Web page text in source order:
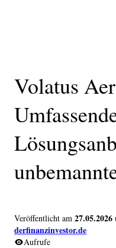
Volatus
Veröffentlicht am 27.05.2026
derfinanzinvestor.de
Aufrufe